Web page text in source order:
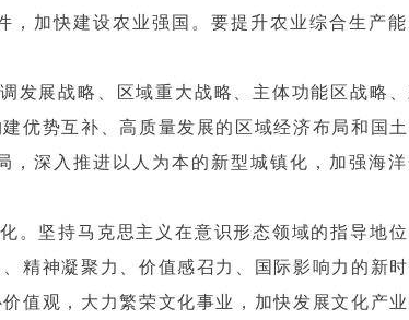
加快建设农业强国。要提升农业综合生产
发展战略、区域重大战略、主体功能区战略
优势互补、高质量发展的区域经济布局和国土
深入推进以人为本的新型城镇化，加强海
。坚持马克思主义在意识形态领域的指导地
精神凝聚力、价值感召力、国际影响力的新
值观，大力繁荣文化事业，加快发展文化产